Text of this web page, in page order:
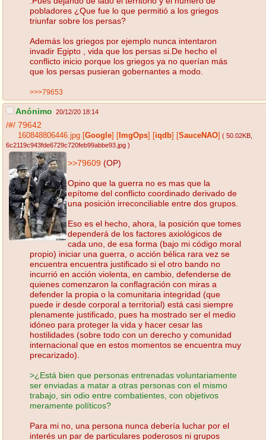
pobladores ¿Que fue lo que permitió a los griegos
triunfar sobre los persas?
Además los griegos por ejemplo nunca intentaron
invadir Egipto , vida que los persas si.De hecho el
conflicto inicio porque los griegos ya no querían más
que los persas pusieran gobernantes a modo.
>>>79653
Anónimo 20/12/20 18:14
/#/ 79642
160848806446.jpg Google ImgOps iqdb SauceNAO ( 50.02KB
6c2119c943fde6729c720feb99abbe93.jpg )
>>79609 (OP)
Opino que la guerra no es mas que la
epítome del conflicto coordinado derivado de
una posición irreconciliable entre dos grupos.
Eso es el hecho, ahora, la posición que tomes
dependerá de los factores axiológicos de
cada uno, de esa forma (bajo mi código moral
propio) iniciar una guerra, o acción bélica rara vez se
encuentra encuentra justificado si el otro bando no
incurrió en acción violenta, en cambio, defenderse de
quienes comenzaron la conflagración con miras a
defender la propia o la comunitaria integridad (que
puede ir desde corporal a territorial) está casi siempre
plenamente justificado, pues ha mostrado ser el medio
idóneo para proteger la vida y hacer cesar las
hostilidades (sobre todo con un derecho y comunidad
internacional que en estos momentos se encuentra muy
precarizado).
>¿Está bien que personas entrenadas voluntariamente
ser enviadas a matar a otras personas con el mismo
trabajo, sin odio entre combatientes, con objetivos
meramente políticos?
Para mi no, una persona nunca debería luchar por el
interés un par de particulares poderosos ni grupos